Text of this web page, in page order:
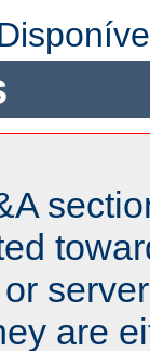
are